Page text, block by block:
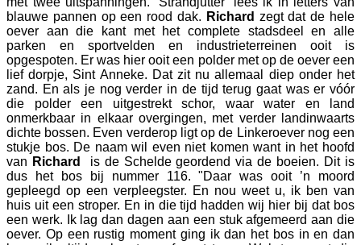
blauwe pannen op een rood dak. Richard zegt dat de hele
oever aan die kant met het complete stadsdeel en alle
parken en sportvelden en industrieterreinen ooit is
opgespoten. Er was hier ooit een polder met op de oever een
lief dorpje, Sint Anneke. Dat zit nu allemaal diep onder het
zand. En als je nog verder in de tijd terug gaat was er vóór
die polder een uitgestrekt schor, waar water en land
onmerkbaar in elkaar overgingen, met verder landinwaarts
dichte bossen. Even verderop ligt op de Linkeroever nog een
stukje bos. De naam wil even niet komen want in het hoofd
van Richard
is de Schelde geordend via de boeien. Dit is
dus het bos bij nummer 116. "Daar was ooit ’n moord
gepleegd op een verpleegster. En nou weet u, ik ben van
huis uit een stroper. En in die tijd hadden wij hier bij dat bos
een werk. Ik lag dan dagen aan een stuk afgemeerd aan die
oever. Op een rustig moment ging ik dan het bos in en dan